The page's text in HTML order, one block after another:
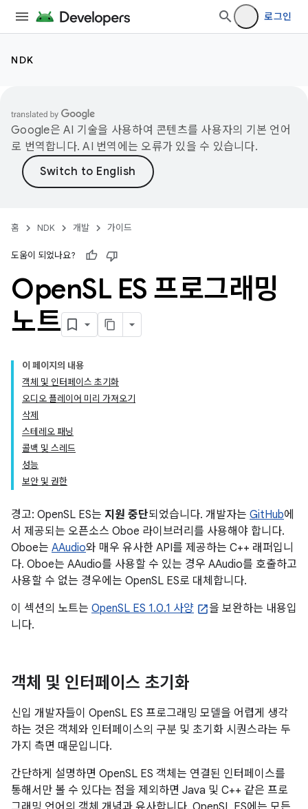
로그인
NDK
Google은 AI 기술을 사용하여 콘텐츠를 사용자의 기본 언어
로 번역합니다. AI 번역에는 오류가 있을 수 있습니다.
홈 NDK 개발 가이드
도움이 되었나요?
OpenSL ES 프로그래밍
노트
이 페이지의 내용
객체 및 인터페이스 초기화
오디오 플레이어 미리 가져오기
삭제
스테레오 패닝
콜백 및 스레드
성능
보안 및 권한
경고: OpenSL ES는 지원 중단되었습니다. 개발자는 GitHub에
서 제공되는 오픈소스 Oboe 라이브러리를 사용해야 합니다.
Oboe는 AAudio와 매우 유사한 API를 제공하는 C++ 래퍼입니
다. Oboe는 AAudio를 사용할 수 있는 경우 AAudio를 호출하고
사용할 수 없는 경우에는 OpenSL ES로 대체합니다.
이 섹션의 노트는 OpenSL ES 1.0.1 사양
을 보완하는 내용입
니다.
객체 및 인터페이스 초기화
신입 개발자들이 OpenSL ES 프로그래밍 모델을 어렵게 생각
하는 것은 객체와 인터페이스의 구분 및 초기화 시퀀스라는 두
가지 측면 때문입니다.
간단하게 설명하면 OpenSL ES 객체는 연결된 인터페이스를
통해서만 볼 수 있다는 점을 제외하면 Java 및 C++ 같은 프로